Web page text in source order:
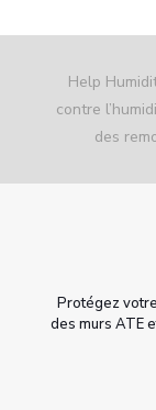
Help
contre
des
Protégez
des murs ATE